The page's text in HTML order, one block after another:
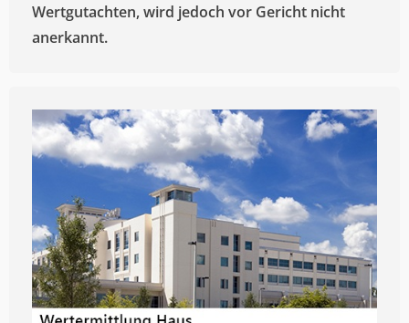
Wertgutachten, wird jedoch vor Gericht nicht
anerkannt.